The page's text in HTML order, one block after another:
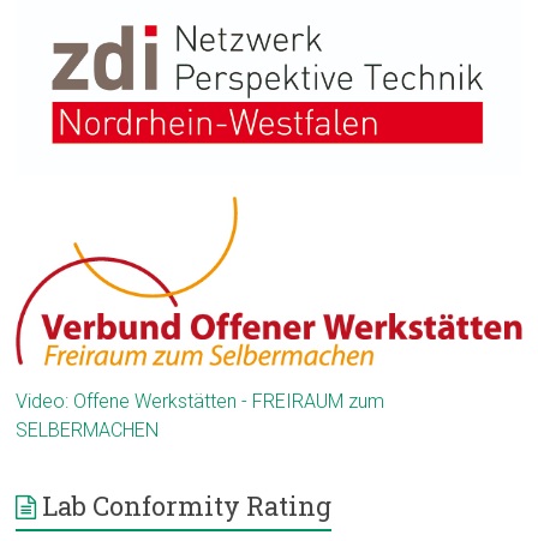
Video: Offene Werkstätten - FREIRAUM zum
SELBERMACHEN
Lab Conformity Rating